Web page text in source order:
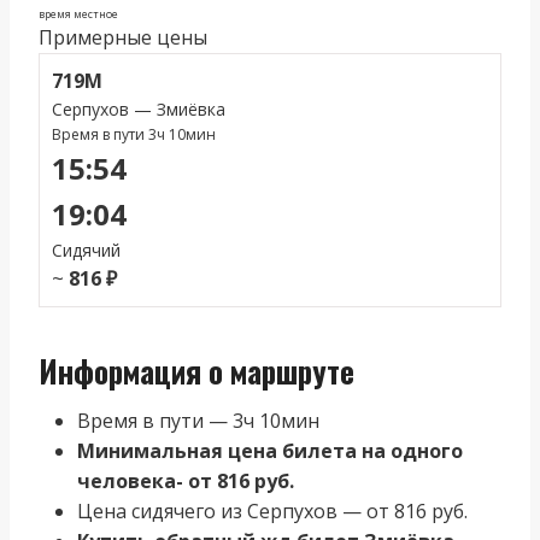
время местное
Примерные цены
719М
Серпухов — Змиёвка
Время в пути 3ч 10мин
15:54
19:04
Сидячий
~ 816 ₽
Информация о маршруте
Время в пути — 3ч 10мин
Минимальная цена билета на одного
человека- от 816 руб.
Цена сидячего из Серпухов — от 816 руб.